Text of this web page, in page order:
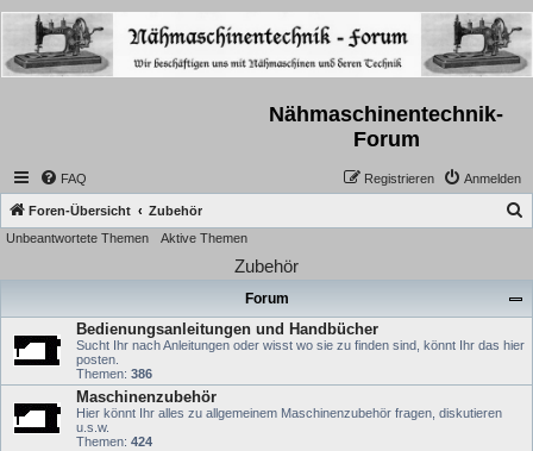
Nähmaschinentechnik-
Forum
FAQ Anmelden
Registrieren
Foren-Übersicht Zubehör
Unbeantwortete Themen Aktive Themen
Zubehör
Forum
Bedienungsanleitungen und Handbücher
Sucht Ihr nach Anleitungen oder wisst wo sie zu finden sind, könnt Ihr das hier
posten.
Themen: 386
Maschinenzubehör
Hier könnt Ihr alles zu allgemeinem Maschinenzubehör fragen, diskutieren
u.s.w.
Themen: 424